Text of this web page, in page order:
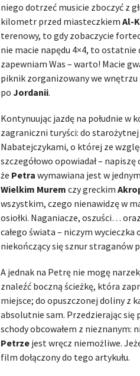
niego dotrzeć musicie zboczyć z
kilometr przed miasteczkiem Al-
terenowy, to gdy zobaczycie
nie macie napędu 4×4, to
zapewniam Was – warto! Macie
piknik zorganizowany we
po Jordanii.
Kontynuując jazdę na południe w
zagraniczni turyści: do starożytnej
Nabatejczykami, o której ze
szczegółowo opowiadał –
że Petra wymawiana jest w
Wielkim Murem czy greckim
wszystkim, czego nienawidzę w
osiołki. Naganiacze, oszuści…
całego świata – niczym
niekończący się sznur straganów
A jednak na Petrę nie mogę
znaleźć boczną ścieżkę, która
miejsce; do opuszczonej doliny z
absolutnie sam. Przedzierając się
schody obcowałem z nieznanym:
Petrze jest wręcz niemożliwe.
film dołączony do tego artykułu.